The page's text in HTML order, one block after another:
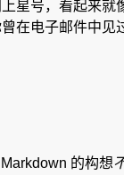
星号，看起来就
在电子邮件中见
的构想